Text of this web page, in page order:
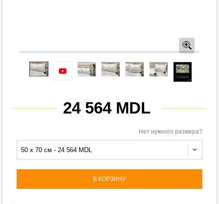
24 564 MDL
Нет нужного размера?
50 x 70 см - 24 564 MDL
В КОРЗИНУ